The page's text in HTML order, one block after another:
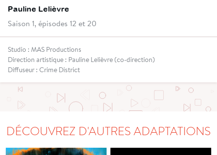
Pauline Lelièvre
Saison 1, épisodes 12 et 20
Studio : MAS Productions
Direction artistique : Pauline Lelièvre (co-direction)
Diffuseur : Crime District
DÉCOUVREZ D'AUTRES ADAPTATIONS